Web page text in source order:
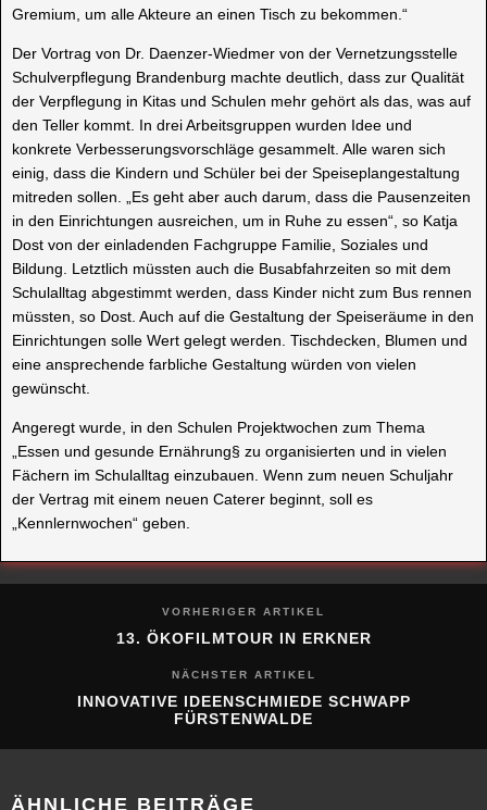
Gremium, um alle Akteure an einen Tisch zu bekommen.“
Der Vortrag von Dr. Daenzer-Wiedmer von der Vernetzungsstelle
Schulverpflegung Brandenburg machte deutlich, dass zur Qualität
der Verpflegung in Kitas und Schulen mehr gehört als das, was auf
den Teller kommt. In drei Arbeitsgruppen wurden Idee und
konkrete Verbesserungsvorschläge gesammelt. Alle waren sich
einig, dass die Kindern und Schüler bei der Speiseplangestaltung
mitreden sollen. „Es geht aber auch darum, dass die Pausenzeiten
in den Einrichtungen ausreichen, um in Ruhe zu essen“, so Katja
Dost von der einladenden Fachgruppe Familie, Soziales und
Bildung. Letztlich müssten auch die Busabfahrzeiten so mit dem
Schulalltag abgestimmt werden, dass Kinder nicht zum Bus rennen
müssten, so Dost. Auch auf die Gestaltung der Speiseräume in den
Einrichtungen solle Wert gelegt werden. Tischdecken, Blumen und
eine ansprechende farbliche Gestaltung würden von vielen
gewünscht.
Angeregt wurde, in den Schulen Projektwochen zum Thema
„Essen und gesunde Ernährung§ zu organisierten und in vielen
Fächern im Schulalltag einzubauen. Wenn zum neuen Schuljahr
der Vertrag mit einem neuen Caterer beginnt, soll es
„Kennlernwochen“ geben.
VORHERIGER ARTIKEL
13. ÖKOFILMTOUR IN ERKNER
NÄCHSTER ARTIKEL
INNOVATIVE IDEENSCHMIEDE SCHWAPP
FÜRSTENWALDE
ÄHNLICHE BEITRÄGE